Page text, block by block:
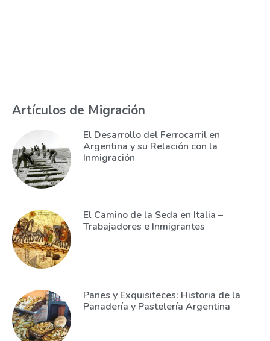
Artículos de Migración
El Desarrollo del Ferrocarril en
Argentina y su Relación con la
Inmigración
El Camino de la Seda en Italia –
Trabajadores e Inmigrantes
Panes y Exquisiteces: Historia de la
Panadería y Pastelería Argentina